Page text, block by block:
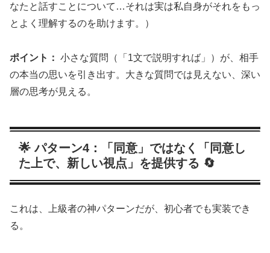
なたと話すことについて…それは実は私自身がそれをもっ
とよく理解するのを助けます。）
ポイント： 小さな質問（「1文で説明すれば」）が、相手
の本当の思いを引き出す。大きな質問では見えない、深い
層の思考が見える。
🌟 パターン4：「同意」ではなく「同意し
た上で、新しい視点」を提供する 🔄
これは、上級者の神パターンだが、初心者でも実装でき
る。